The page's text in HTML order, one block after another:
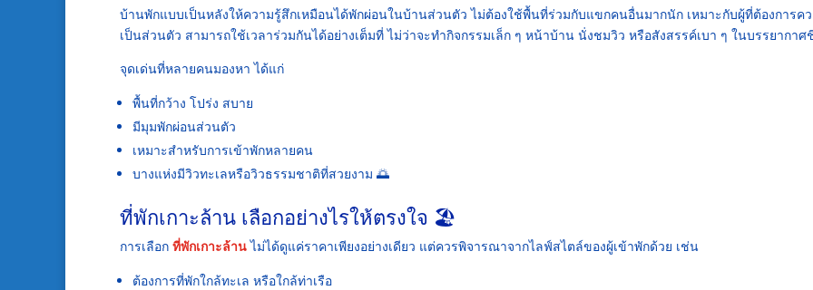
บ้านพักแบบเป็นหลังให้ความรู้สึกเหมือนได้พักผ่อนในบ้านส่วนตัว ไม่ต้องใช้พื้นที่ร่วมกับแขกคนอื่นมากนัก เหมาะกับผู้ที่ต้องการค
เป็นส่วนตัว สามารถใช้เวลาร่วมกันได้อย่างเต็มที่ ไม่ว่าจะทำกิจกรรมเล็ก ๆ หน้าบ้าน นั่งชมวิว หรือสังสรรค์เบา ๆ ในบรรยากาศ
จุดเด่นที่หลายคนมองหา ได้แก่
พื้นที่กว้าง โปร่ง สบาย
มีมุมพักผ่อนส่วนตัว
เหมาะสำหรับการเข้าพักหลายคน
บางแห่งมีวิวทะเลหรือวิวธรรมชาติที่สวยงาม 🌅
ที่พักเกาะล้าน เลือกอย่างไรให้ตรงใจ 🏖️
การเลือก ที่พักเกาะล้านไม่ได้ดูแค่ราคาเพียงอย่างเดียว แต่ควรพิจารณาจากไลฟ์สไตล์ของผู้เข้าพักด้วย เช่น
ต้องการที่พักใกล้ทะเล หรือใกล้ท่าเรือ